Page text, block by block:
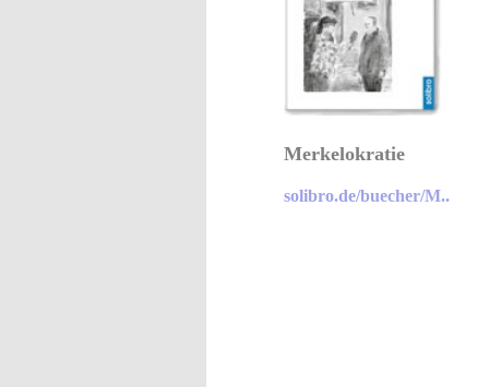
Merkelokratie
solibro.de/buecher/M..